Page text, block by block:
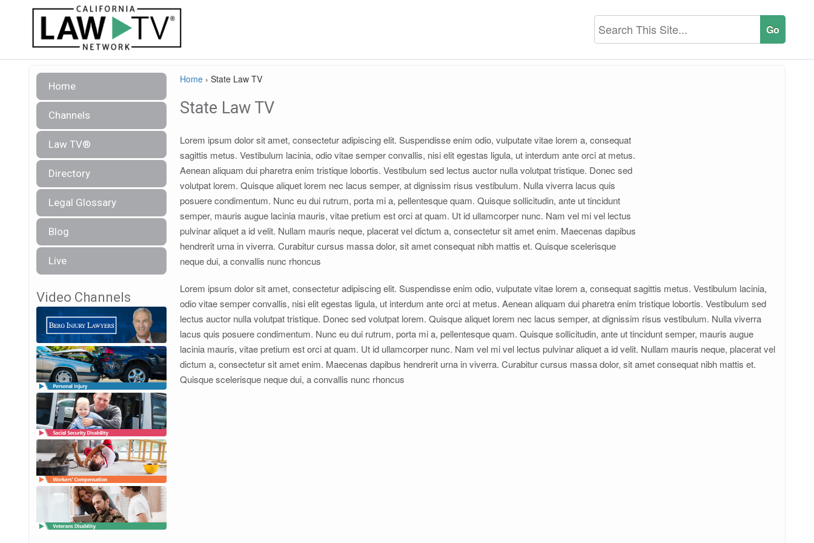
Home
Channels
Law TV®
Directory
Legal Glossary
Blog
Live
Video Channels
Home › State Law TV
State Law TV
Lorem ipsum dolor sit amet, consectetur adipiscing elit. Suspendisse enim odio, vulputate vitae lorem a, consequat
sagittis metus. Vestibulum lacinia, odio vitae semper convallis, nisi elit egestas ligula, ut interdum ante orci at metus.
Aenean aliquam dui pharetra enim tristique lobortis. Vestibulum sed lectus auctor nulla volutpat tristique. Donec sed
volutpat lorem. Quisque aliquet lorem nec lacus semper, at dignissim risus vestibulum. Nulla viverra lacus quis
posuere condimentum. Nunc eu dui rutrum, porta mi a, pellentesque quam. Quisque sollicitudin, ante ut tincidunt
semper, mauris augue lacinia mauris, vitae pretium est orci at quam. Ut id ullamcorper nunc. Nam vel mi vel lectus
pulvinar aliquet a id velit. Nullam mauris neque, placerat vel dictum a, consectetur sit amet enim. Maecenas dapibus
hendrerit urna in viverra. Curabitur cursus massa dolor, sit amet consequat nibh mattis et. Quisque scelerisque
neque dui, a convallis nunc rhoncus
Lorem ipsum dolor sit amet, consectetur adipiscing elit. Suspendisse enim odio, vulputate vitae lorem a, consequat sagittis metus. Vestibulum lacinia,
odio vitae semper convallis, nisi elit egestas ligula, ut interdum ante orci at metus. Aenean aliquam dui pharetra enim tristique lobortis. Vestibulum sed
lectus auctor nulla volutpat tristique. Donec sed volutpat lorem. Quisque aliquet lorem nec lacus semper, at dignissim risus vestibulum. Nulla viverra
lacus quis posuere condimentum. Nunc eu dui rutrum, porta mi a, pellentesque quam. Quisque sollicitudin, ante ut tincidunt semper, mauris augue
lacinia mauris, vitae pretium est orci at quam. Ut id ullamcorper nunc. Nam vel mi vel lectus pulvinar aliquet a id velit. Nullam mauris neque, placerat vel
dictum a, consectetur sit amet enim. Maecenas dapibus hendrerit urna in viverra. Curabitur cursus massa dolor, sit amet consequat nibh mattis et.
Quisque scelerisque neque dui, a convallis nunc rhoncus